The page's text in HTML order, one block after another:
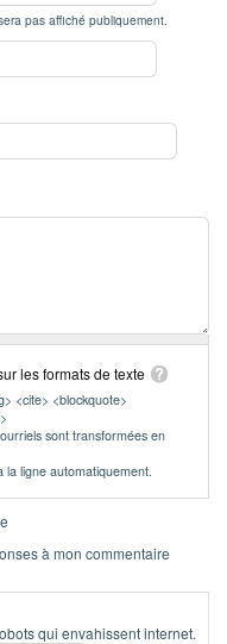
pas affiché publiquement.
les formats de texte
<cite> <blockquote>
sont transformées en
ligne automatiquement.
à mon commentaire
qui envahissent internet.